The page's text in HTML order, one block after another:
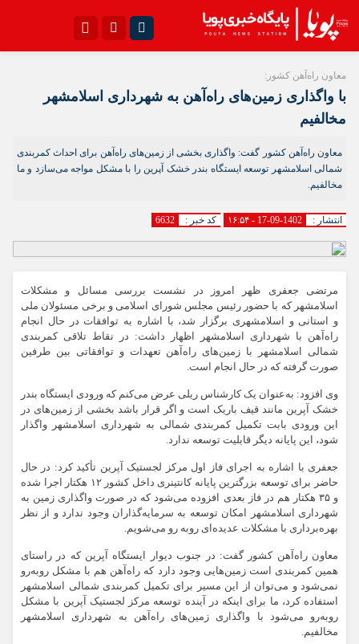
اینستاگرام
سروش ایتا
معاون راه‌آهن کشور:
با واگذاری زمین‌های راه‌آهن به شهرداری اسلامشهر
مخالفیم
معاون راه‌آهن کشور گفت: واگذاری بخشی از زمین‌های راه‌آهن برای احداث کمربندی
شمالی اسلامشهر توسعه ایستگاه بندر خشک آپرین را با مشکل مواجه می‌سازد و ما
مخالفیم.
انتشار : 1402-09-17 - ۱۶:۵۴ کد خبر : 6632
مرتضی جعفری ظهر امروز در نشست بررسی مسائل و مشکلات
اسلامشهر که با حضور رئیس مجلس شورای اسلامی و برخی مسئولان ملی
و استانی و اسلامشهری برگزار شد، با اشاره به توافقات در حال انجام
راه‌آهن با شهرداری اسلامشهر اظهار داشت: در نقاط تلاقی کمربندی
شمالی اسلامشهر با زمین‌های راه‌آهن تعهدات و توافقاتی بین طرفین
صورت گرفته که در حال انجام است.
وی افزود: به‌عنوان یک کارشناس ریلی عرض می‌کنم که ورودی ایستگاه بندر
خشک آپرین مانند قیف باریک است و اگر قرار باشد بخشی از زمین‌های در
این ورودی بابت تکمیل کمربندی شمالی به شهرداری اسلامشهر واگذار
شود، این پایانه دیگر قابلیت توسعه ندارد.
جعفری با اشاره به اجرای فاز اول مرکز لجستیک آپرین تأکید کرد: در حال
حاضر برای توسعه بزرگترین پایانه کانتینری داخل کشور ۱۲ هکتار اجرا شده
و ۳۵ هکتار هم در فاز بعدی افزوده می‌شود که در صورت واگذاری زمین به
شهرداری اسلامشهر امکان توسعه به سرمایه‌گذاران وجود ندارد و از نظر
بهره‌برداری با مشکلات عدیده‌ای روبه رو می‌شویم.
معاون راه‌آهن کشور گفت: در جنوب دیوار ایستگاه آپرین که در راستای
همین کمربندی است زمین‌هایی وجود دارد که راه‌آهن هم با مشکل روبه‌رو
نمی‌شود و می‌توان از این مسیر برای تکمیل کمربندی شمالی اسلامشهر
استفاده کرد، ما برای اینکه در آینده توسعه مرکز لجستیک آپرین با مشکل
روبه‌رو می‌شود با واگذاری زمین‌های راه‌آهن به شهرداری اسلامشهر
مخالفیم.